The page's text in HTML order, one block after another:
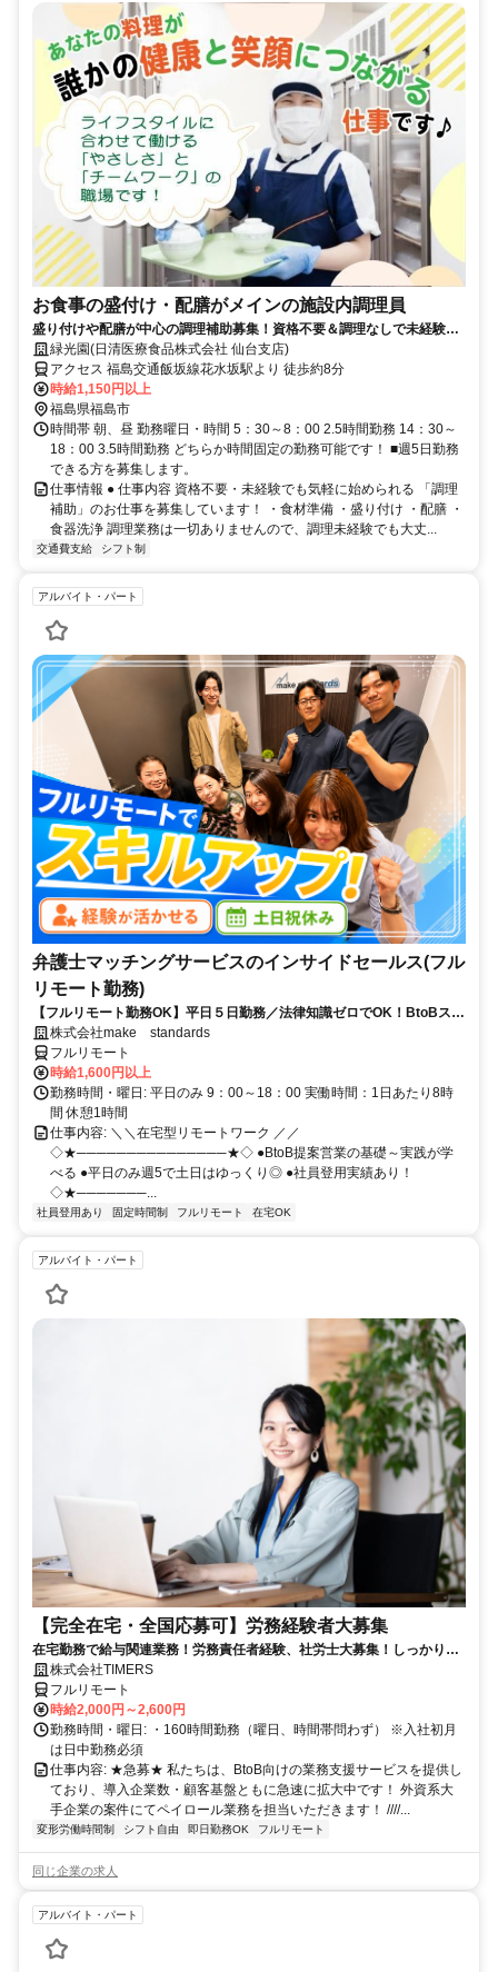
お食事の盛付け・配膳がメインの施設内調理員
盛り付けや配膳が中心の調理補助募集！資格不要＆調理なしで未経験の
方活躍中！
緑光園(日清医療食品株式会社 仙台支店)
アクセス 福島交通飯坂線花水坂駅より 徒歩約8分
時給1,150円以上
福島県福島市
時間帯 朝、昼 勤務曜日・時間 5：30～8：00 2.5時間勤務 14：30～
18：00 3.5時間勤務 どちらか時間固定の勤務可能です！ ■週5日勤務
できる方を募集します。
仕事情報 ● 仕事内容 資格不要・未経験でも気軽に始められる 「調理
補助」のお仕事を募集しています！ ・食材準備 ・盛り付け ・配膳 ・
食器洗浄 調理業務は一切ありませんので、調理未経験でも大丈...
交通費支給 シフト制
アルバイト・パート
弁護士マッチングサービスのインサイドセールス(フル
リモート勤務)
【フルリモート勤務OK】平日５日勤務／法律知識ゼロでOK！BtoBスキ
ルが身につく営業職
株式会社make standards
フルリモート
時給1,600円以上
勤務時間・曜日: 平日のみ 9：00～18：00 実働時間：1日あたり8時
間 休憩1時間
仕事内容: ＼＼在宅型リモートワーク ／／
◇★───────────────★◇ ●BtoB提案営業の基礎～実践が学
べる ●平日のみ週5で土日はゆっくり◎ ●社員登用実績あり！
◇★───────...
社員登用あり 固定時間制 フルリモート 在宅OK
アルバイト・パート
【完全在宅・全国応募可】労務経験者大募集
在宅勤務で給与関連業務！労務責任者経験、社労士大募集！しっかり稼
ぎたい方、注目！
株式会社TIMERS
フルリモート
時給2,000円～2,600円
勤務時間・曜日: ・160時間勤務（曜日、時間帯問わず） ※入社初月
は日中勤務必須
仕事内容: ★急募★ 私たちは、BtoB向けの業務支援サービスを提供し
ており、導入企業数・顧客基盤ともに急速に拡大中です！ 外資系大
手企業の案件にてペイロール業務を担当いただきます！ ////...
変形労働時間制 シフト自由 即日勤務OK フルリモート
同じ企業の求人
アルバイト・パート